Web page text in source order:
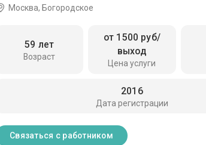
Москва, Богородское
Возраст
59 лет
Цена услуги
от 1500 руб/
выход
Дата регистрации
2016
Связаться с работником